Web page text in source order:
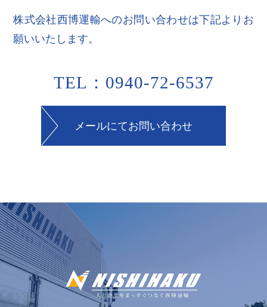
株式会社西博運輸へのお問い合わせは下記よりお
願いいたします。
TEL：0940-72-6537
メールにてお問い合わせ